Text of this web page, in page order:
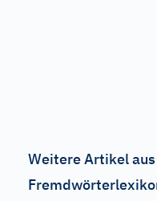
Weitere Artikel